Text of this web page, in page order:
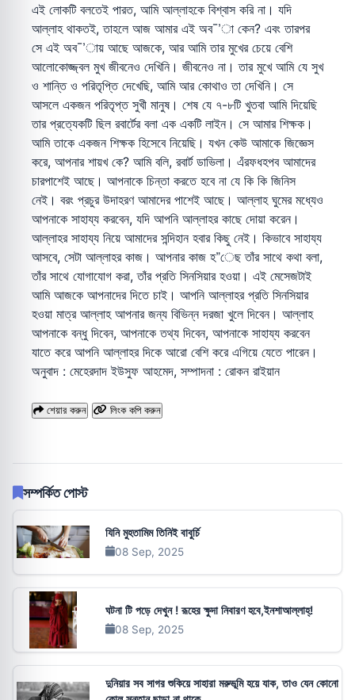
এই লোকটি বলতেই পারত, আমি আল্লাহকে বিশ্বাস করি না। যদি
আল্লাহ থাকতই, তাহলে আজ আমার এই অব¯’া কেন? এবং তারপর
সে এই অব¯’ায় আছে আজকে, আর আমি তার মুখের চেয়ে বেশি
আলোকোজ্জ্বল মুখ জীবনেও দেখিনি। জীবনেও না। তার মুখে আমি যে সুখ
ও শান্তি ও পরিতৃপ্তি দেখেছি, আমি আর কোথাও তা দেখিনি। সে
আসলে একজন পরিতৃপ্ত সুখী মানুষ। শেষ যে ৭-৮টি খুতবা আমি দিয়েছি
তার প্রত্যেকটি ছিল রবার্টের বলা এক একটি লাইন। সে আমার শিক্ষক।
আমি তাকে একজন শিক্ষক হিসেবে নিয়েছি। যখন কেউ আমাকে জিজ্ঞেস
করে, আপনার শায়খ কে? আমি বলি, রবার্ট ডাভিলা। এঁরফধহপব আমাদের
চারপাশেই আছে। আপনাকে চিন্তা করতে হবে না যে কি কি জিনিস
নেই। বরং প্রচুর উদাহরণ আমাদের পাশেই আছে। আল্লাহ ঘুমের মধ্যেও
আপনাকে সাহায্য করবেন, যদি আপনি আল্লাহর কাছে দোয়া করেন।
আল্লাহর সাহায্য নিয়ে আমাদের সন্দিহান হবার কিছু নেই। কিভাবে সাহায্য
আসবে, সেটা আল্লাহর কাজ। আপনার কাজ হ”েছ তাঁর সাথে কথা বলা,
তাঁর সাথে যোগাযোগ করা, তাঁর প্রতি সিনসিয়ার হওয়া। এই মেসেজটাই
আমি আজকে আপনাদের দিতে চাই। আপনি আল্লাহর প্রতি সিনসিয়ার
হওয়া মাত্র আল্লাহ আপনার জন্য বিভিন্ন দরজা খুলে দিবেন। আল্লাহ
আপনাকে বন্ধু দিবেন, আপনাকে তথ্য দিবেন, আপনাকে সাহায্য করবেন
যাতে করে আপনি আল্লাহর দিকে আরো বেশি করে এগিয়ে যেতে পারেন।
অনুবাদ : মেহেরদাদ ইউসুফ আহমেদ, সম্পাদনা : রোকন রাইয়ান
শেয়ার করুন লিংক কপি করুন
সম্পর্কিত পোস্ট
যিনি মুহতামিম তিনিই বাবুর্চি
08 Sep, 2025
ঘটনা টি পড়ে দেখুন ! রূহের ক্ষুদা নিবারণ হবে,ইনশাআল্লাহ্!
08 Sep, 2025
দুনিয়ার সব সাগর শুকিয়ে সাহারা মরুভূমি হয়ে যাক, তাও যেন কোনো